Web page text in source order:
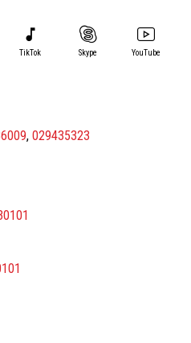
TikTok Skype YouTube
, 029435323